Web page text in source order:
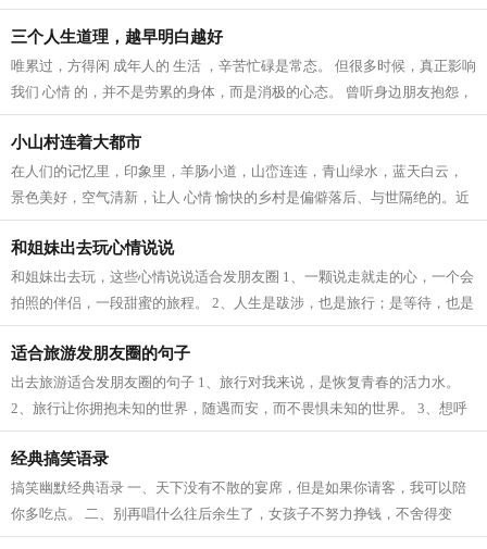
上二宝开始，我就遭遇了30年来未曾...
三个人生道理，越早明白越好
唯累过，方得闲 成年人的 生活 ，辛苦忙碌是常态。 但很多时候，真正影响
我们 心情 的，并不是劳累的身体，而是消极的心态。 曾听身边朋友抱怨，
说自己一想到每天都有做不完的事...
小山村连着大都市
在人们的记忆里，印象里，羊肠小道，山峦连连，青山绿水，蓝天白云，
景色美好，空气清新，让人 心情 愉快的乡村是偏僻落后、与世隔绝的。近
日，我们在万源市曾家乡海拔1200米的...
和姐妹出去玩心情说说
和姐妹出去玩，这些心情说说适合发朋友圈 1、一颗说走就走的心，一个会
拍照的伴侣，一段甜蜜的旅程。 2、人生是跋涉，也是旅行；是等待，也是
重逢；是探险，也是寻宝；是眼泪，...
适合旅游发朋友圈的句子
出去旅游适合发朋友圈的句子 1、旅行对我来说，是恢复青春的活力水。
2、旅行让你拥抱未知的世界，随遇而安，而不畏惧未知的世界。 3、想呼
吸着每座城市的空气，想感受着每座城...
经典搞笑语录
搞笑幽默经典语录 一、天下没有不散的宴席，但是如果你请客，我可以陪
你多吃点。 二、别再唱什么往后余生了，女孩子不努力挣钱，不舍得变
美，往后余生，做饭是你，洗衣是你，...